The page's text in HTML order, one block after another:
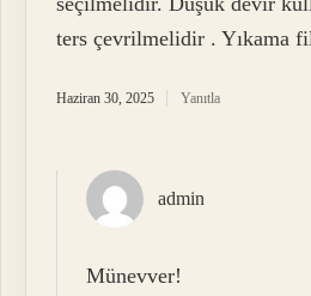
ters çevrilmelidir . Yıkama
Haziran 30, 2025 Yanıtla
admin
Münevver!